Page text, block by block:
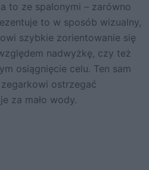
to ze spalonymi – zarówno
to w sposób wizualny,
szybkie zorientowanie się
nadwyżkę, czy też
osiągnięcie celu. Ten sam
ostrzegać
za mało wody.